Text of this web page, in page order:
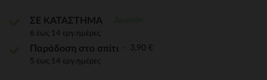
ΣΕ ΚΑΤΑΣΤΗΜΑ
6 έως 14 εργ.ημέρες
Παράδοση στο σπίτι 3,90 €
5 έως 14 εργ.ημέρες